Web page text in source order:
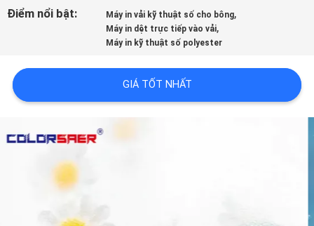
CHÚNG
TÔI
TIN
Điểm nổi bật: Máy in vải kỹ thuật số cho bông,
Máy in dệt trực tiếp vào vải,
Máy in kỹ thuật số polyester
GIÁ TỐT NHẤT